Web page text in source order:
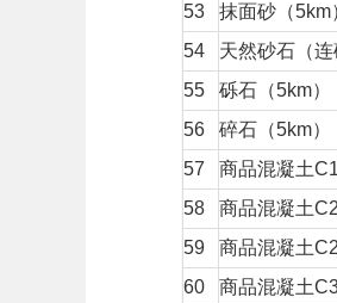
53
抹面砂（5km
54
天然砂石（连
55
砾石（5km）
56
碎石（5km）
57
商品混凝土
58
商品混凝土
59
商品混凝土
60
商品混凝土